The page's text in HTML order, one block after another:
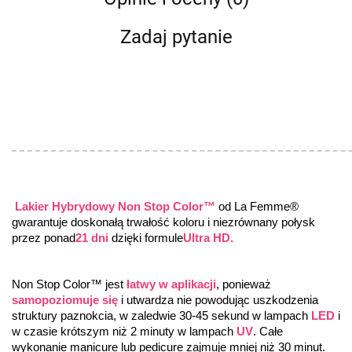
Zadaj pytanie
Lakier Hybrydowy Non Stop Color™ od La Femme®
gwarantuje doskonałą trwałość koloru i niezrównany połysk
przez ponad21 dni dzięki formuleUltra HD.
Non Stop Color™ jest łatwy w aplikacji
samopoziomuje się i utwardza nie powodując uszkodzenia
struktury paznokcia, w zaledwie 30-45 sekund w lampach LED i
w czasie krótszym niż 2 minuty w lampach UV. Całe
wykonanie manicure lub pedicure zajmuje mniej niż 30 minut.